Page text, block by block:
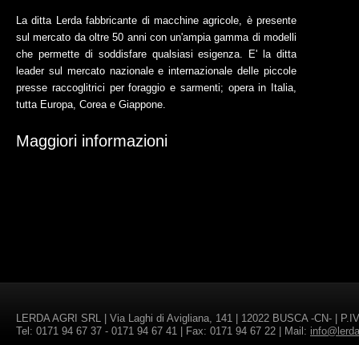
La ditta Lerda fabbricante di macchine agricole, è presente
sul mercato da oltre 50 anni con un'ampia gamma di modelli
che permette di soddisfare qualsiasi esigenza. E' la ditta
leader sul mercato nazionale e internazionale delle piccole
presse raccoglitrici per foraggio e sarmenti; opera in Italia,
tutta Europa, Corea e Giappone.
Maggiori informazioni
LERDA AGRI SRL | Via Laghi di Avigliana, 141 | 12022 BUSCA -CN- |
Tel: 0171 94 67 37 - 0171 94 67 41 | Fax: 0171 94 67 22 | Mail: